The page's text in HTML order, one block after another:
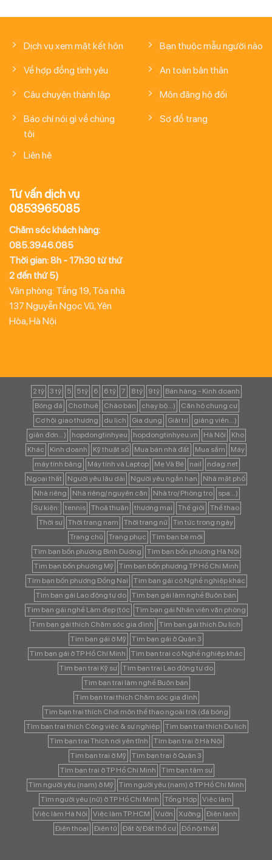
Dịch vụ xem mặt kết hôn
Về hợp đồng tình yêu
Câu chuyện thành lập
Báo chí nói gì về chúng
tôi
Liên hệ
Bạn thuộc mẫu người nào
An toàn bản thân
Môn đăng hộ đối
Sơ đồ trang
Tư vấn dịch vụ
0853965085
Chăm sóc khách hàng:
085.3946.085
Thời gian: 8h - 17h30 từ thứ
2 đến thứ 5)
Văn phòng: Tầng 19, Tòa nhà
137 Nguyễn Ngọc Vũ, Yên
Hòa, Hà Nội
2 tỷ 3 tỷ 5 5 tỷ 6 6 tỷ 7 8 tỷ 9 tỷ
Bán hàng - Kinh doanh
Bóng đá
Cho thuê Chào bán chạy bộ...)
Căn hộ chung cư
Cơ hội giao thương
du lịch Gia dụng Giải trí
giảng viên...)
giản đơn...)
hopdongtinhyeu hopdongtinhyeu.vn Hà Nội
Kho
Khác
Kinh doanh Kỹ thuật số Mua bán nhà đất Mua sắm
Máy
máy tính bảng
Máy tính và Laptop Mẹ Và Bé nail
ndag.net
Ngoại thất
Người yêu lâu dài Người yêu ngắn hạn
Nhà mặt phố
Nhà riêng
Nhà riêng/ nguyên căn Nhà trọ/ Phòng trọ
spa...)
Sự kiện:
tennis Thoả thuận thương mại Thế giới
Thể thao
Thời sự
Thời trang nam Thời trang nữ
Tin tức trong ngày
Trang chủ
Trang phục
Tìm bạn bè mới
Tìm bạn bốn phương Bình Dương
Tìm bạn bốn phương Hà Nội
Tìm bạn bốn phương Mỹ
Tìm bạn bốn phương TP Hồ Chí Minh
Tìm bạn bốn phương Đồng Nai
Tìm bạn gái có Nghề nghiệp khác
Tìm bạn gái Lao động tự do
Tìm bạn gái làm nghề Buôn bán
Tìm bạn gái nghề Làm đẹp (tóc
Tìm bạn gái Nhân viên văn phòng
Tìm bạn gái thích Chăm sóc gia đình
Tìm bạn gái thích Du lịch
Tìm bạn gái ở Mỹ
Tìm bạn gái ở Quận 3
Tìm bạn gái ở TP Hồ Chí Minh
Tìm bạn trai có Nghề nghiệp khác
Tìm bạn trai Kỹ sư
Tìm bạn trai Lao động tự do
Tìm bạn trai làm nghề Buôn bán
Tìm bạn trai thích Chăm sóc gia đình
Tìm bạn trai thích Chơi môn thể thao ngoài trời (đá bóng
Tìm bạn trai thích Công việc & sự nghiệp
Tìm bạn trai thích Du lịch
Tìm bạn trai Thích nơi yên tĩnh
Tìm bạn trai ở Hà Nội
Tìm bạn trai ở Mỹ
Tìm bạn trai ở Quận 3
Tìm bạn trai ở TP Hồ Chí Minh
Tìm bạn tâm sự
Tìm người yêu (nam) ở Mỹ
Tìm người yêu (nam) ở TP Hồ Chí Minh
Tìm người yêu (nữ) ở TP Hồ Chí Minh
Tổng Hợp
Việc làm
Việc làm Hà Nội
Việc làm TP.HCM Vườn Xưởng
Điện lạnh
Điện thoại
Điện tử Đất ở/ Đất thổ cư Đồ nội thất